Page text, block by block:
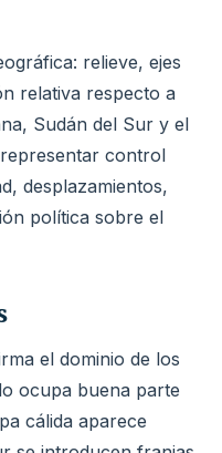
relieve, ejes
relativa respecto a
Sudán del Sur y el
control
desplazamientos,
política sobre el
el dominio de los
ocupa buena parte
cálida aparece